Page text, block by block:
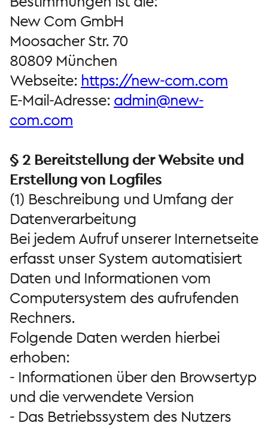
New Com GmbH
Moosacher Str. 70
80809 München
Webseite: https://new-com.com
E-Mail-Adresse:admin@new-
com.com
§ 2 Bereitstellung der Website und
Erstellung von Logfiles
(1) Beschreibung und Umfang der
Datenverarbeitung
Bei jedem Aufruf unserer Internetseite
erfasst unser System automatisiert
Daten und Informationen vom
Computersystem des aufrufenden
Rechners.
Folgende Daten werden hierbei
erhoben:
- Informationen über den Browsertyp
und die verwendete Version
- Das Betriebssystem des Nutzers